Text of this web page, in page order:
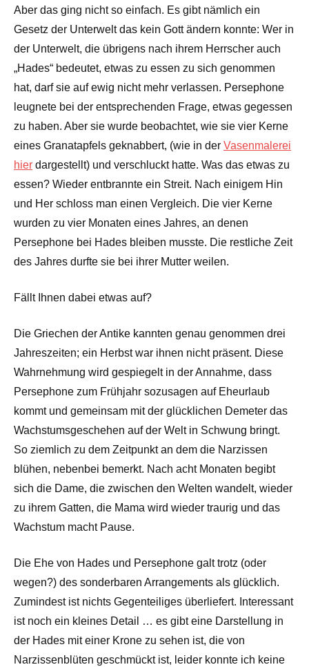
Aber das ging nicht so einfach. Es gibt nämlich ein
Gesetz der Unterwelt das kein Gott ändern konnte: Wer in
der Unterwelt, die übrigens nach ihrem Herrscher auch
„Hades“ bedeutet, etwas zu essen zu sich genommen
hat, darf sie auf ewig nicht mehr verlassen. Persephone
leugnete bei der entsprechenden Frage, etwas gegessen
zu haben. Aber sie wurde beobachtet, wie sie vier Kerne
eines Granatapfels geknabbert, (wie in der Vasenmalerei
hier dargestellt) und verschluckt hatte. Was das etwas zu
essen? Wieder entbrannte ein Streit. Nach einigem Hin
und Her schloss man einen Vergleich. Die vier Kerne
wurden zu vier Monaten eines Jahres, an denen
Persephone bei Hades bleiben musste. Die restliche Zeit
des Jahres durfte sie bei ihrer Mutter weilen.
Fällt Ihnen dabei etwas auf?
Die Griechen der Antike kannten genau genommen drei
Jahreszeiten; ein Herbst war ihnen nicht präsent. Diese
Wahrnehmung wird gespiegelt in der Annahme, dass
Persephone zum Frühjahr sozusagen auf Eheurlaub
kommt und gemeinsam mit der glücklichen Demeter das
Wachstumsgeschehen auf der Welt in Schwung bringt.
So ziemlich zu dem Zeitpunkt an dem die Narzissen
blühen, nebenbei bemerkt. Nach acht Monaten begibt
sich die Dame, die zwischen den Welten wandelt, wieder
zu ihrem Gatten, die Mama wird wieder traurig und das
Wachstum macht Pause.
Die Ehe von Hades und Persephone galt trotz (oder
wegen?) des sonderbaren Arrangements als glücklich.
Zumindest ist nichts Gegenteiliges überliefert. Interessant
ist noch ein kleines Detail … es gibt eine Darstellung in
der Hades mit einer Krone zu sehen ist, die von
Narzissenblüten geschmückt ist, leider konnte ich keine